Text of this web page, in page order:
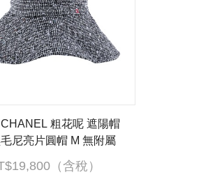
粗花呢 遮陽帽
（含稅）